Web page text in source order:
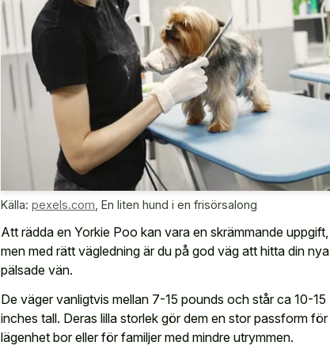
Källa: pexels.com En liten hund i en frisörsalong
Att rädda en Yorkie Poo kan vara en skrämmande uppgift,
men med rätt vägledning är du på god väg att hitta din nya
pälsade vän.
De väger vanligtvis mellan 7-15 pounds och står ca 10-15
inches tall. Deras lilla storlek gör dem en stor passform för
lägenhet bor eller för familjer med mindre utrymmen.